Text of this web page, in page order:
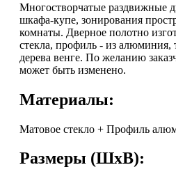
Многостворчатые раздвижные
шкафа-купе, зонирования
комнаты. Дверное полотно
стекла, профиль - из алюминия,
дерева венге. По желанию
может быть изменено.
Материалы:
Матовое стекло + Профиль
Размеры (ШхВ):